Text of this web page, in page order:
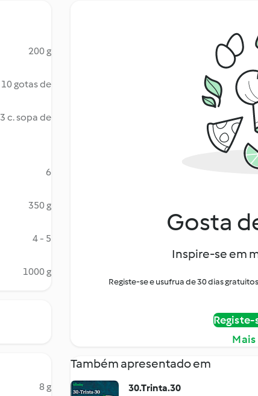
200 g
10 gotas de
3 c. sopa de
6
350 g
4 - 5
1000 g
8 g
Gosta
Inspire-se em
Registe-se e usufrua de 30 dias
Também apresentado em
30.Trinta.30